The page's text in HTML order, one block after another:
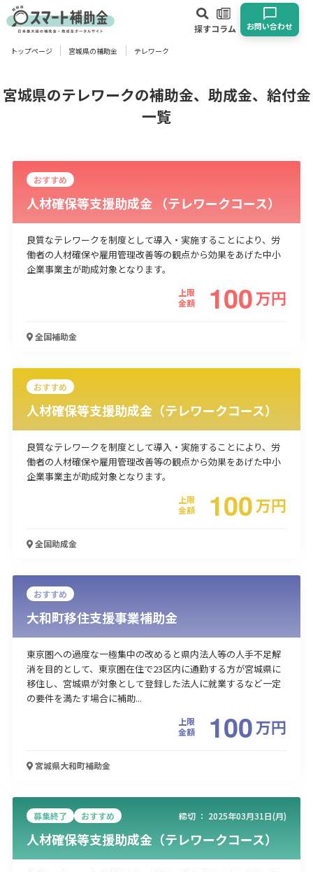
探すコラム お問い合わせ
対象
業種
物流・運輸業 製造業 情報通信業 卸売･小売業
飲食業
建設･不動産業
サービス業 医療･福祉
使い道
人材採用・雇用
環境・省エネ
テレワーク
トップページ 宮城県の補助金 テレワーク
宮城県のテレワークの補助金、助成金、給付金
一覧
おすすめ
人材確保等支援助成金 （テレワークコース）
良質なテレワークを制度として導入・実施することにより、労
働者の人材確保や雇用管理改善等の観点から効果をあげた中小
企業事業主が助成対象となります。
上限
金額
100万円
全国補助金
おすすめ
人材確保等支援助成金（テレワークコース）
良質なテレワークを制度として導入・実施することにより、労
働者の人材確保や雇用管理改善等の観点から効果をあげた中小
企業事業主が助成対象となります。
上限
金額
100万円
全国助成金
おすすめ
大和町移住支援事業補助金
東京圏への過度な一極集中の改めると県内法人等の人手不足解
消を目的として、東京圏在住で23区内に通勤する方が宮城県に
移住し、宮城県が対象として登録した法人に就業するなど一定
の要件を満たす場合に補助...
上限
金額
100万円
宮城県大和町補助金
募集終了 おすすめ 締切 ： 2025年03月31日(月)
人材確保等支援助成金（テレワークコース）